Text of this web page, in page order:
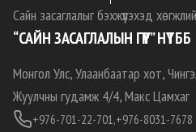
Сайн засаглалыг бэхжүүлэхэд
“САЙН ЗАСАГЛАЛЫН ГҮҮР” НҮТББ
Монгол Улс, Улаанбаатар хот,
Жуулчны гудамж 4/4, Макс Цамхаг
+976-701-22-701,+976-8031-7678